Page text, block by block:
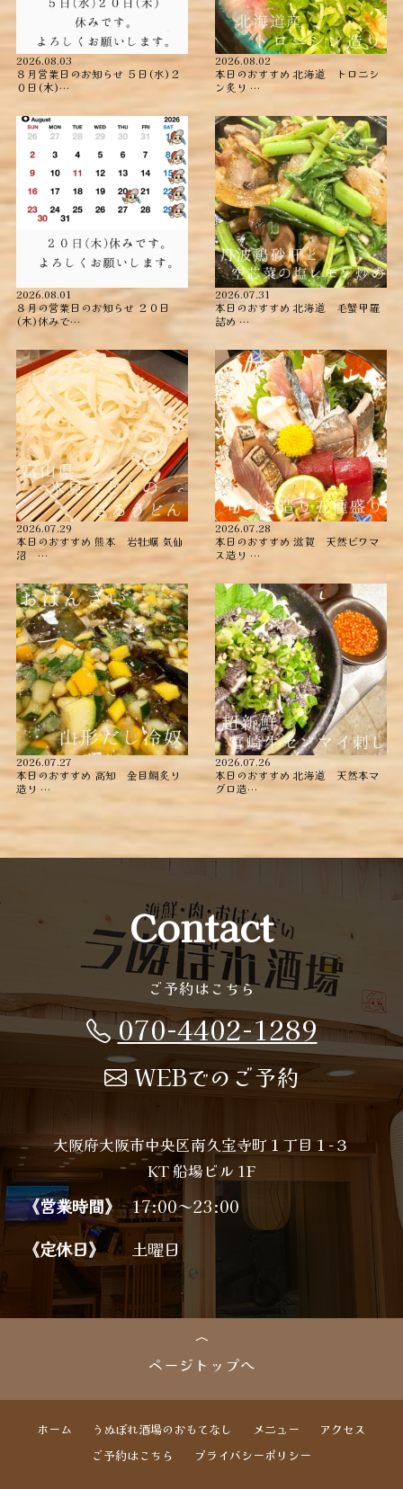
2026.08.03
８月営業日のお知らせ ５日(水)２
０日(木)…
2026.08.02
本日のおすすめ ︎北海道 トロニシ
ン炙り …
2026.08.01
８月の営業日のお知らせ ２０日
(木)休みで…
2026.07.31
本日のおすすめ ︎北海道 毛蟹甲羅
詰め ︎…
2026.07.29
本日のおすすめ ︎熊本 岩牡蠣 ︎気仙
沼 …
2026.07.28
本日のおすすめ ︎滋賀 天然ビワマ
ス造り …
2026.07.27
本日のおすすめ ︎高知 金目鯛炙り
造り ︎…
2026.07.26
本日のおすすめ ︎北海道 天然本マ
グロ造…
Contact
ご予約はこちら
070-4402-1289
WEBでのご予約
大阪府大阪市中央区南久宝寺町１丁目１−３
KT 船場ビル 1F
《営業時間》 17:00～23:00
《定休日》 土曜日
ページトップへ
ホーム うぬぼれ酒場のおもてなし メニュー
アクセス
ご予約はこちら
プライバシーポリシー